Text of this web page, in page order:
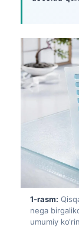
1-rasm:
nega
umumiy